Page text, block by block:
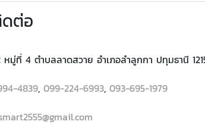
ต่อ
หมู่ที่ 4 ตำบลลาดสวาย อำเภอลำลูกกา ปทุมธานี
4839, 099-224-6993, 093-695-1979